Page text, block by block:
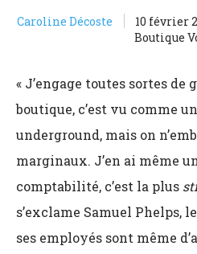
Caroline Décoste 10 février
Boutique
« J’engage toutes sortes de
boutique, c’est vu comme
underground, mais on
marginaux. J’en ai même
comptabilité, c’est la plus
s’exclame Samuel Phelps,
ses employés sont même